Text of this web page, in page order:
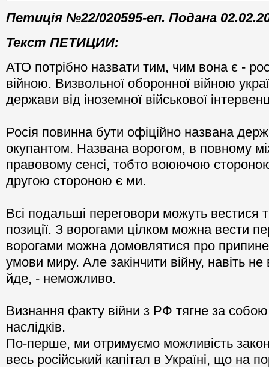
Петиція №22/020595-еп. Подана
Текст ПЕТИЦИИ:
АТО потрібно назвати тим, чим вона є -
війною. Визвольної оборонної війною
держави від іноземної військової
Росія повинна бути офіційно названа
окупантом. Названа ворогом, в повному
правовому сенсі, тобто воюючою стороною
другою стороною є ми.
Всі подальші переговори можуть вестися
позиції. З ворогами цілком можна вести
ворогами можна домовлятися про
умови миру. Але закінчити війну, навіть
йде, - неможливо.
Визнання факту війни з РФ тягне за
наслідків.
По-перше, ми отримуємо можливість
весь російський капітал в Україні, що на